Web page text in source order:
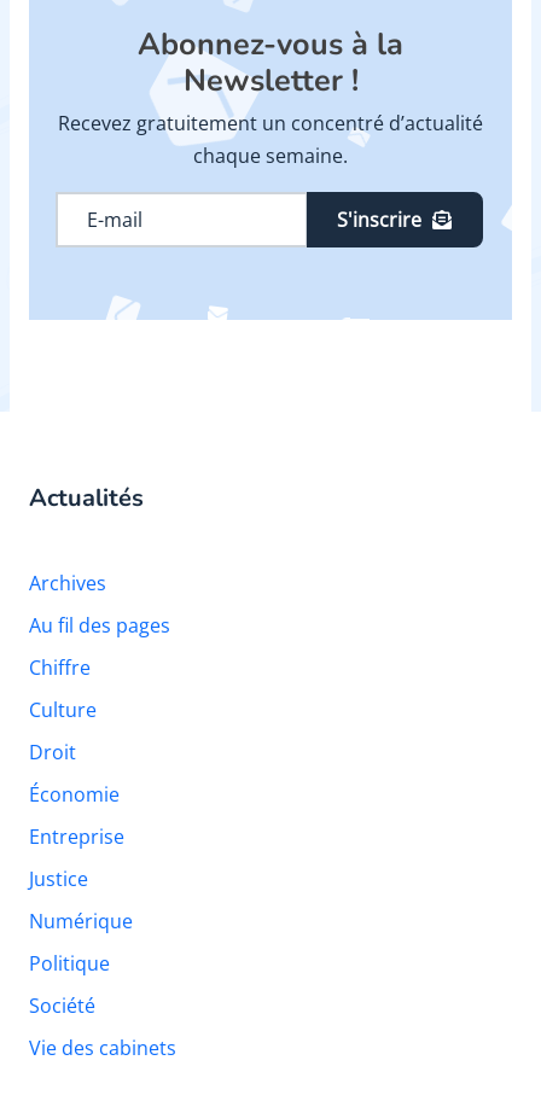
Abonnez-vous à la
Newsletter !
Recevez gratuitement un concentré d’actualité
chaque semaine.
S'inscrire
Actualités
Archives
Au fil des pages
Chiffre
Culture
Droit
Économie
Entreprise
Justice
Numérique
Politique
Société
Vie des cabinets